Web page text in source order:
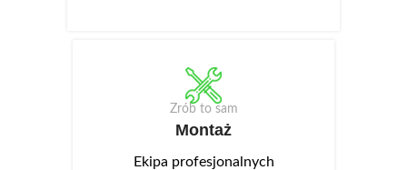
Zrób to sam
Montaż
Ekipa profesjonalnych